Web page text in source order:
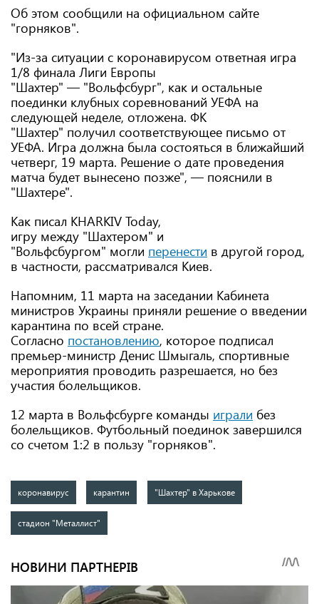
Об этом сообщили на официальном сайте
"горняков".
"Из-за ситуации с коронавирусом ответная игра
1/8 финала Лиги Европы
"Шахтер" — "Вольфсбург", как и остальные
поединки клубных соревнований УЕФА на
следующей неделе, отложена. ФК
"Шахтер" получил соответствующее письмо от
УЕФА. Игра должна была состояться в ближайший
четверг, 19 марта. Решение о дате проведения
матча будет вынесено позже", — пояснили в
"Шахтере".
Как писал KHARKIV Today,
игру между "Шахтером" и
"Вольфсбургом" могли перенести в другой город,
в частности, рассматривался Киев.
Напомним, 11 марта на заседании Кабинета
министров Украины приняли решение о введении
карантина по всей стране.
Согласно постановлению, которое подписал
премьер-министр Денис Шмыгаль, спортивные
мероприятия проводить разрешается, но без
участия болельщиков.
12 марта в Вольфсбурге команды играли без
болельщиков. Футбольный поединок завершился
со счетом 1:2 в пользу "горняков".
коронавирус карантин "Шахтер" в Харькове
стадион "Металлист"